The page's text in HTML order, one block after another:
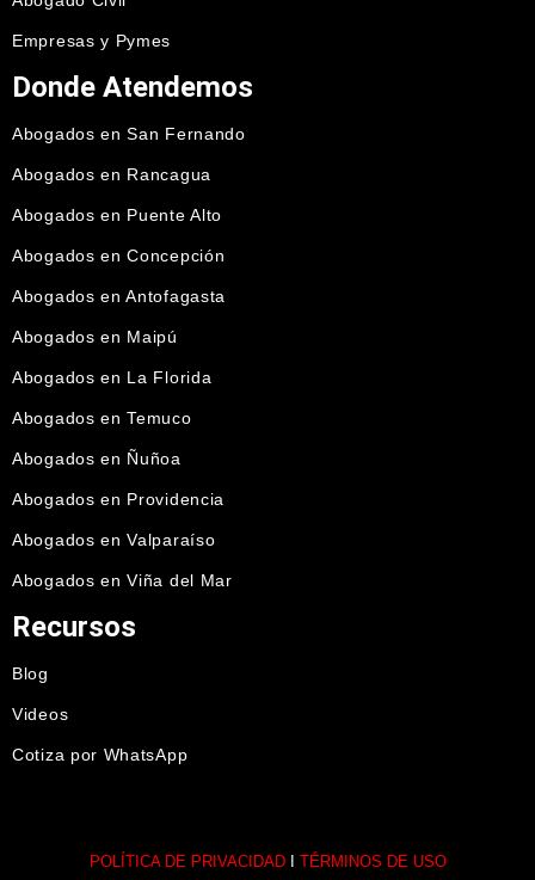
Empresas y Pymes
Donde Atendemos
Abogados en San Fernando
Abogados en Rancagua
Abogados en Puente Alto
Abogados en Concepción
Abogados en Antofagasta
Abogados en Maipú
Abogados en La Florida
Abogados en Temuco
Abogados en Ñuñoa
Abogados en Providencia
Abogados en Valparaíso
Abogados en Viña del Mar
Recursos
Blog
Videos
Cotiza por WhatsApp
POLÍTICA DE PRIVACIDAD
TÉRMINOS DE USO